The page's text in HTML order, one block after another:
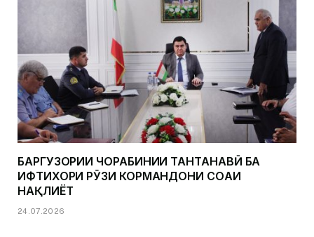
БАРГУЗОРИИ ЧОРАБИНИИ ТАНТАНАВӢ БА
ИФТИХОРИ РӮЗИ КОРМАНДОНИ СОҲАИ
НАҚЛИЁТ
24.07.2026